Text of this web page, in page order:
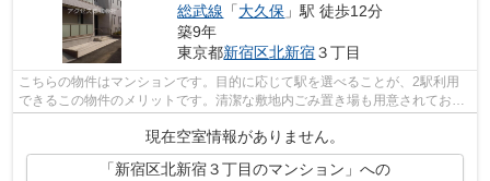
総武線 「大久保 」駅 徒歩12分
築9年
東京都新宿区北新宿３丁目
こちらの物件はマンションです。目的に応じて駅を選べることが、2駅利用
できるこの物件のメリットです。清潔な敷地内ごみ置き場も用意されており
現在空室情報がありません。
「新宿区北新宿３丁目のマンション」への